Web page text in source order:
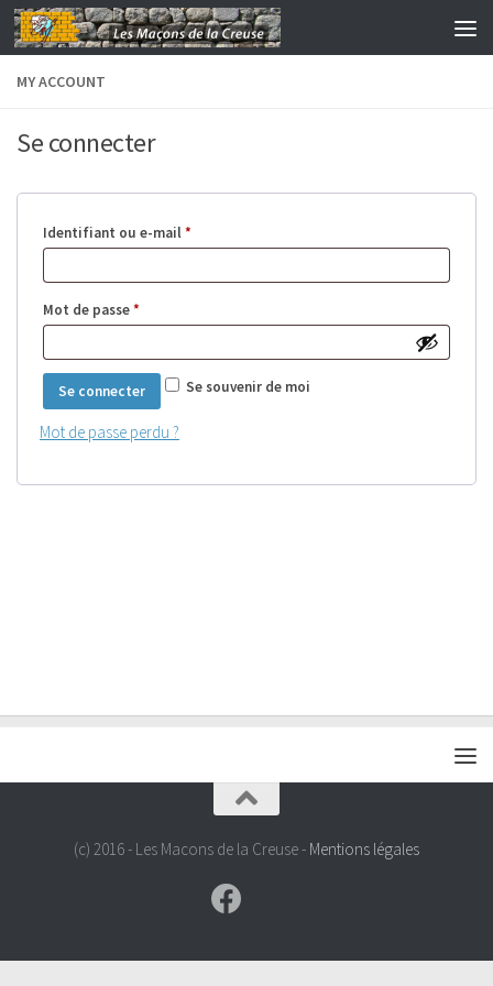
Skip to content
MY ACCOUNT
Se connecter
Identifiant ou e-mail*
Mot de passe*
Se souvenir de moi
Se connecter
Mot de passe perdu ?
(c) 2016 - Les Macons de la Creuse - Mentions légales